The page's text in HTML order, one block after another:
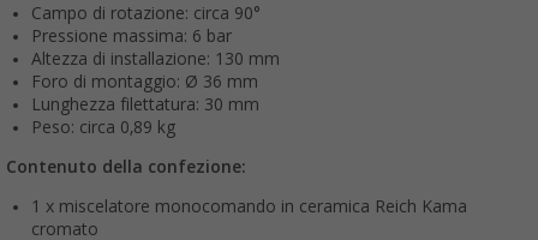
Campo di rotazione: circa 90°
Pressione massima: 6 bar
Altezza di installazione: 130 mm
Foro di montaggio: Ø 36 mm
Lunghezza filettatura: 30 mm
Peso: circa 0,89 kg
Contenuto della confezione:
1 x miscelatore monocomando in ceramica Reich Kama
cromato